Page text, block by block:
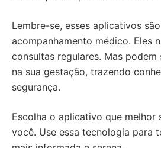
Lembre-se, esses aplicativos
acompanhamento médico. Eles
consultas regulares. Mas
na sua gestação, trazendo
segurança.
Escolha o aplicativo que melhor
você. Use essa tecnologia para